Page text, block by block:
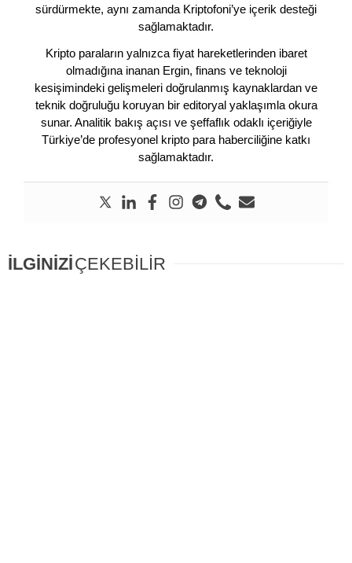
sürdürmekte, aynı zamanda Kriptofoni’ye içerik desteği
sağlamaktadır.
Kripto paraların yalnızca fiyat hareketlerinden ibaret
olmadığına inanan Ergin, finans ve teknoloji
kesişimindeki gelişmeleri doğrulanmış kaynaklardan ve
teknik doğruluğu koruyan bir editoryal yaklaşımla okura
sunar. Analitik bakış açısı ve şeffaflık odaklı içeriğiyle
Türkiye’de profesyonel kripto para haberciliğine katkı
sağlamaktadır.
İLGİNİZİÇEKEBİLİR